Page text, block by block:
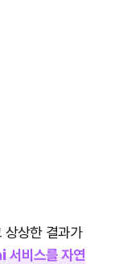
상상한 결과가
서비스를 자연